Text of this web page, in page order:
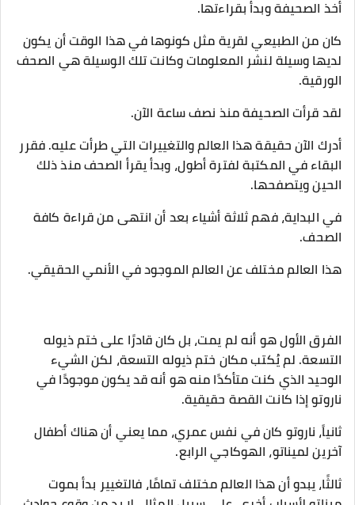
أخذ الصحيفة وبدأ بقراءتها.
كان من الطبيعي لقرية مثل كونوها في هذا الوقت أن يكون
لديها وسيلة لنشر المعلومات وكانت تلك الوسيلة هي الصحف
الورقية.
لقد قرأت الصحيفة منذ نصف ساعة الآن.
أدرك الآن حقيقة هذا العالم والتغييرات التي طرأت عليه. فقرر
البقاء في المكتبة لفترة أطول، وبدأ يقرأ الصحف منذ ذلك
الحين ويتصفحها.
في البداية، فهم ثلاثة أشياء بعد أن انتهى من قراءة كافة
الصحف.
هذا العالم مختلف عن العالم الموجود في الأنمي الحقيقي.
الفرق الأول هو أنه لم يمت، بل كان قادرًا على ختم ذيوله
التسعة. لم يُكتب مكان ختم ذيوله التسعة، لكن الشيء
الوحيد الذي كنت متأكدًا منه هو أنه قد يكون موجودًا في
ناروتو إذا كانت القصة حقيقية.
ثانياً، ناروتو كان في نفس عمري، مما يعني أن هناك أطفال
آخرين لميناتو، الهوكاجي الرابع.
ثالثًا، يبدو أن هذا العالم مختلف تمامًا، فالتغيير بدأ بموت